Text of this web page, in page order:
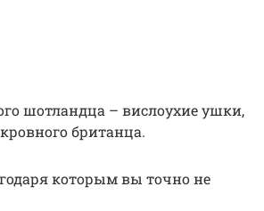
шотландца – вислоухие ушки,
британца.
которым вы точно не